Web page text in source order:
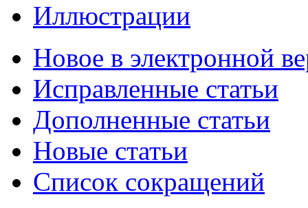
Иллюстрации
Новое в электронной
Исправленные статьи
Дополненные статьи
Новые статьи
Список сокращений